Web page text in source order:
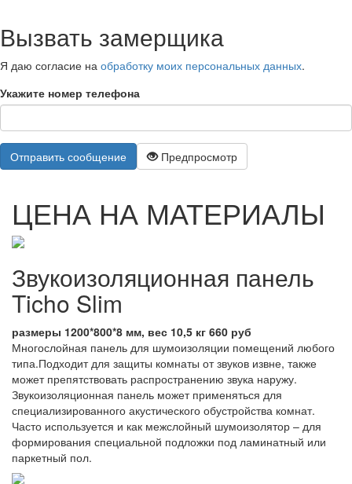
Вызвать замерщика
Я даю согласие на обработку моих персональных данных.
Укажите номер телефона
Отправить сообщение Предпросмотр
ЦЕНА НА МАТЕРИАЛЫ
Звукоизоляционная панель
Ticho Slim
размеры 1200*800*8 мм, вес 10,5 кг 660 руб
Многослойная панель для шумоизоляции помещений любого
типа.Подходит для защиты комнаты от звуков извне, также
может препятствовать распространению звука наружу.
Звукоизоляционная панель может применяться для
специализированного акустического обустройства комнат.
Часто используется и как межслойный шумоизолятор – для
формирования специальной подложки под ламинатный или
паркетный пол.